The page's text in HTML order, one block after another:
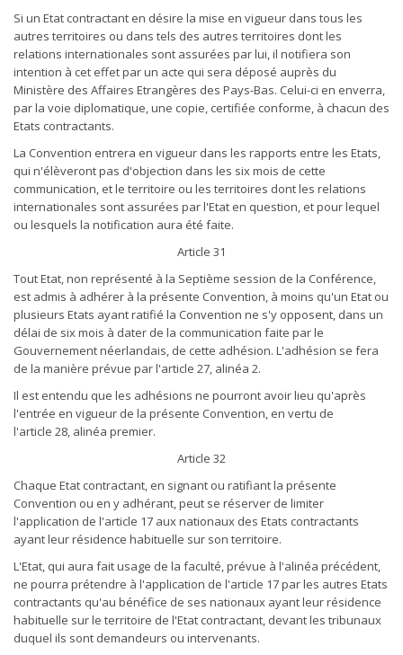
Si un Etat contractant en désire la mise en vigueur dans tous les
autres territoires ou dans tels des autres territoires dont les
relations internationales sont assurées par lui, il notifiera son
intention à cet effet par un acte qui sera déposé auprès du
Ministère des Affaires Etrangères des Pays-Bas. Celui-ci en enverra,
par la voie diplomatique, une copie, certifiée conforme, à chacun des
Etats contractants.
La Convention entrera en vigueur dans les rapports entre les Etats,
qui n'élèveront pas d'objection dans les six mois de cette
communication, et le territoire ou les territoires dont les relations
internationales sont assurées par l'Etat en question, et pour lequel
ou lesquels la notification aura été faite.
Article 31
Tout Etat, non représenté à la Septième session de la Conférence,
est admis à adhérer à la présente Convention, à moins qu'un Etat ou
plusieurs Etats ayant ratifié la Convention ne s'y opposent, dans un
délai de six mois à dater de la communication faite par le
Gouvernement néerlandais, de cette adhésion. L'adhésion se fera
de la manière prévue par l'article 27, alinéa 2.
Il est entendu que les adhésions ne pourront avoir lieu qu'après
l'entrée en vigueur de la présente Convention, en vertu de
l'article 28, alinéa premier.
Article 32
Chaque Etat contractant, en signant ou ratifiant la présente
Convention ou en y adhérant, peut se réserver de limiter
l'application de l'article 17 aux nationaux des Etats contractants
ayant leur résidence habituelle sur son territoire.
L'Etat, qui aura fait usage de la faculté, prévue à l'alinéa précédent,
ne pourra prétendre à l'application de l'article 17 par les autres Etats
contractants qu'au bénéfice de ses nationaux ayant leur résidence
habituelle sur le territoire de l'Etat contractant, devant les tribunaux
duquel ils sont demandeurs ou intervenants.